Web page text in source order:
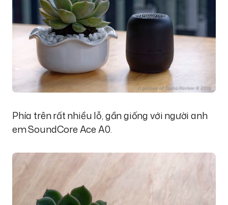
Phía trên rất nhiều lỗ, gần giống với người anh
em SoundCore Ace A0.